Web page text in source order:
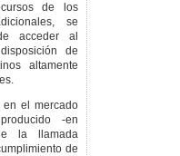
de los
se
acceder al
de
altamente
en el mercado
-en
la llamada
de